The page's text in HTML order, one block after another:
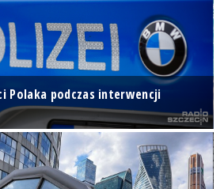
Polaka podczas interwencji